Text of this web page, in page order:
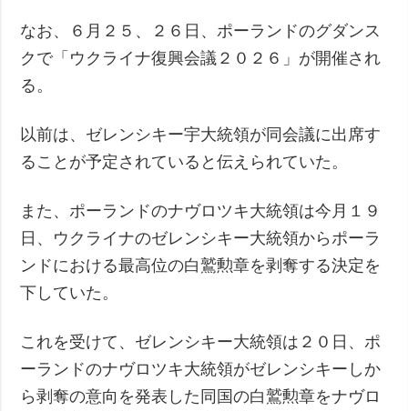
なお、６月２５、２６日、ポーランドのグダンス
クで「ウクライナ復興会議２０２６」が開催され
る。
以前は、ゼレンシキー宇大統領が同会議に出席す
ることが予定されていると伝えられていた。
また、ポーランドのナヴロツキ大統領は今月１９
日、ウクライナのゼレンシキー大統領からポーラ
ンドにおける最高位の白鷲勲章を剥奪する決定を
下していた。
これを受けて、ゼレンシキー大統領は２０日、ポ
ーランドのナヴロツキ大統領がゼレンシキーしか
ら剥奪の意向を発表した同国の白鷲勲章をナヴロ